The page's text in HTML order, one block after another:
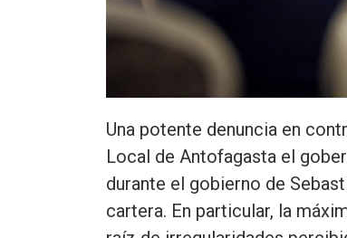
Una potente denuncia en
Local de Antofagasta el
durante el gobierno de
cartera. En particular, la